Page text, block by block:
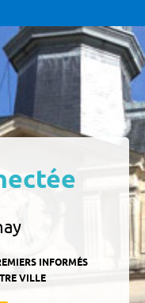
INFORMÉS
VILLE